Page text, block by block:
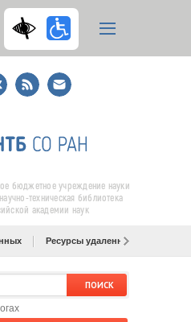
RSS
E-
mail
подписка
бюджетное учреждение науки
техническая библиотека
академии наук
Ресурсы удаленного доступа